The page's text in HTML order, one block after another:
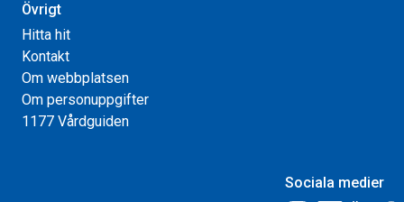
Övrigt
Hitta hit
Kontakt
Om webbplatsen
Om personuppgifter
1177 Vårdguiden
Sociala medier